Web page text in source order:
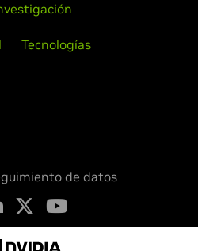
Tecnologías
de datos